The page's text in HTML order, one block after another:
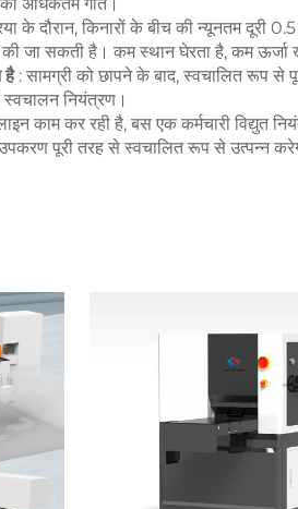
के दौरान, किनारों के बीच की न्यूनतम दूरी
जा सकती है। कम स्थान घेरता है, कम ऊर्जा
है : सामग्री को छापने के बाद, स्वचालित रूप से
स्वचालन नियंत्रण।
काम कर रही है, बस एक कर्मचारी विद्युत
पूरी तरह से स्वचालित रूप से उत्पन्न